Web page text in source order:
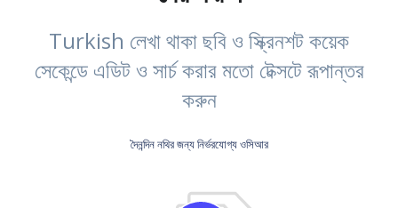
Turkish লেখা থাকা ছবি ও স্ক্রিনশট কয়েক
সেকেন্ডে এডিট ও সার্চ করার মতো টেক্সটে রূপান্তর
করুন
দৈনন্দিন নথির জন্য নির্ভরযোগ্য ওসিআর